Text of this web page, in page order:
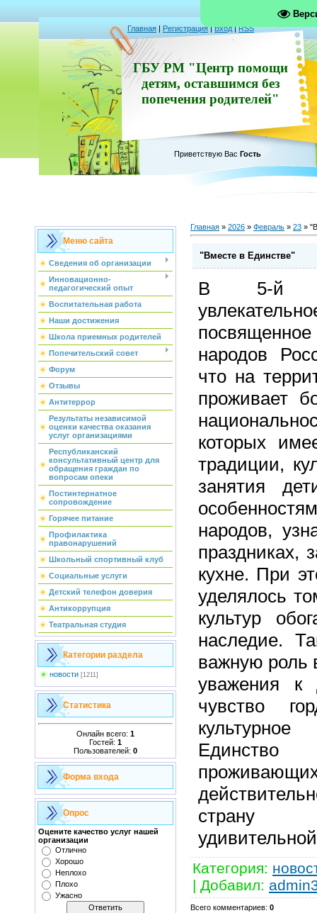
Главная | Регистрация|Вход|RSS
ГБУ РМ "Центр помощи
детям, оставшимся без
попечения родителей"
Приветствую Вас Гость
Меню сайта
Сведения об организации
Инновационно-
педагогический опыт
Воспитательная работа
Наши достижения
Школа приемных родителей
Попечительский совет
Форум
Отзывы
Антитеррор
Результаты независимой
оценки качества оказания
услуг организациями
Республиканский
консультативный центр для
обращения граждан по
вопросам опеки
Постинтернатное
сопровождение
Горячее питание
Профилактика
правонарушений
Школьный спортивный клуб
Социальные услуги
Детский телефон доверия
Антикоррупция
Театральная студия
Категории раздела
новости [1211]
Статистика
Онлайн всего: 1
Гостей: 1
Пользователей: 0
Форма входа
Опрос
Оцените качество услуг нашей
организации
Отлично
Хорошо
Неплохо
Плохо
Ужасно
Главная » 2026 » Февраль » 23 »
"Вместе в Единстве"
В 5-й
народов
что на
проживает
которых
традиции,
занятия
народов,
праздниках,
кухне. При
уделялось
культур
наследие.
важную роль
уважения к
чувство
страну
Категория:
| Добавил:
Всего комментариев: 0